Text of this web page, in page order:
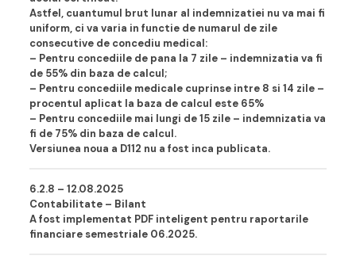
Astfel, cuantumul brut lunar al indemnizatiei nu va mai fi
uniform, ci va varia in functie de numarul de zile
consecutive de concediu medical:
– Pentru concediile de pana la 7 zile – indemnizatia va fi
de 55% din baza de calcul;
– Pentru concediile medicale cuprinse intre 8 si 14 zile –
procentul aplicat la baza de calcul este 65%
– Pentru concediile mai lungi de 15 zile – indemnizatia va
fi de 75% din baza de calcul.
Versiunea noua a D112 nu a fost inca publicata.
6.2.8 – 12.08.2025
Contabilitate – Bilant
A fost implementat PDF inteligent pentru raportarile
financiare semestriale 06.2025.